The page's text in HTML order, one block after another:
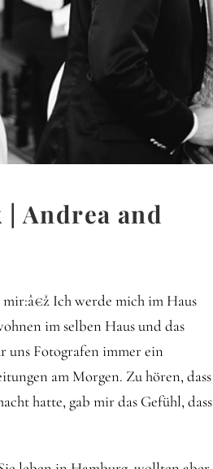
Andrea and
Ich werde mich im Haus
im selben Haus und das
Fotografen immer ein
am Morgen. Zu hören, dass
hatte, gab mir das Gefühl, dass